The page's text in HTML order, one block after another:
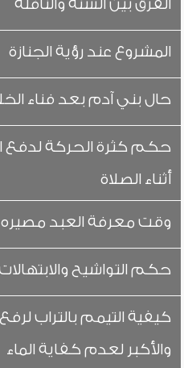
الفرق بين السنة والنافلة
المشروع عند رؤية الجنازة
حال بني آدم بعد فناء
حكم كثرة الحركة لدفع
أثناء الصلاة
وقت معرفة العبد مصيره
حكم التواشيح والابتهالات
كيفية التيمم بالتراب
والأكبر لعدم كفاية الماء